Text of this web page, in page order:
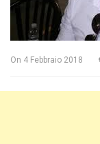
On 4 Febbraio 2018